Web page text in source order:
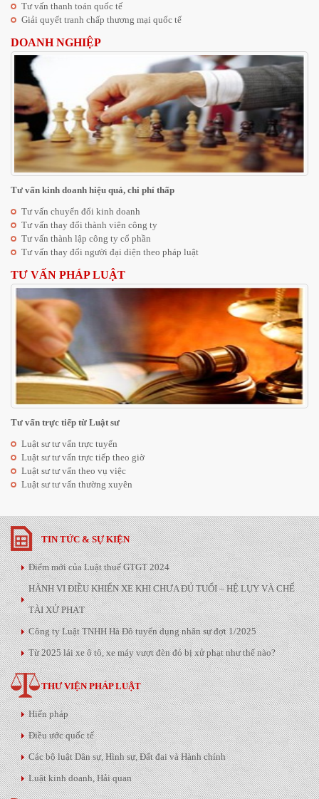
Tư vấn thanh toán quốc tế
Giải quyết tranh chấp thương mại quốc tế
DOANH NGHIỆP
Tư vấn kinh doanh hiệu quả, chi phí thấp
Tư vấn chuyển đổi kinh doanh
Tư vấn thay đổi thành viên công ty
Tư vấn thành lập công ty cổ phần
Tư vấn thay đổi người đại diện theo pháp luật
TƯ VẤN PHÁP LUẬT
Tư vấn trực tiếp từ Luật sư
Luật sư tư vấn trực tuyến
Luật sư tư vấn trực tiếp theo giờ
Luật sư tư vấn theo vụ việc
Luật sư tư vấn thường xuyên
TIN TỨC & SỰ KIỆN
Điểm mới của Luật thuế GTGT 2024
HÀNH VI ĐIỀU KHIỂN XE KHI CHƯA ĐỦ TUỔI – HỆ LỤY VÀ CHẾ
TÀI XỬ PHẠT
Công ty Luật TNHH Hà Đô tuyển dụng nhân sự đợt 1/2025
Từ 2025 lái xe ô tô, xe máy vượt đèn đỏ bị xử phạt như thế nào?
THƯ VIỆN PHÁP LUẬT
Hiến pháp
Điều ước quốc tế
Các bộ luật Dân sự, Hình sự, Đất đai và Hành chính
Luật kinh doanh, Hải quan